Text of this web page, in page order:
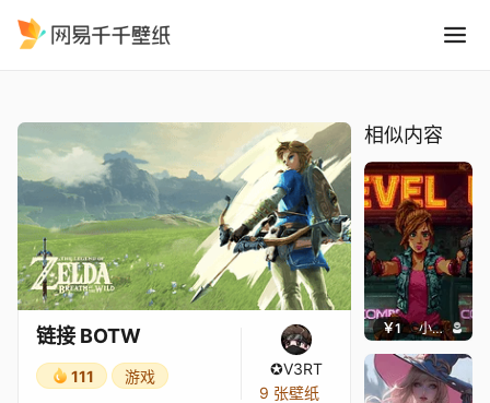
链接 BOTW
111 游戏
✪V3RT
9 张壁纸
相似内容
￥1 小鹿子